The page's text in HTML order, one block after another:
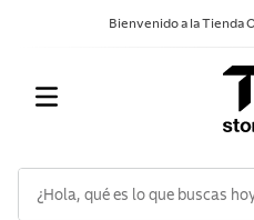
Bienvenido a la Tienda